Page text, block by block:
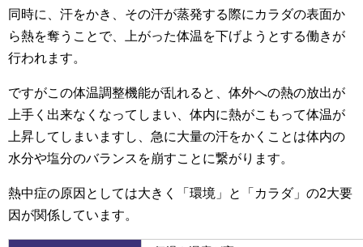
同時に、汗をかき、その汗が蒸発する際にカラダの表面か
ら熱を奪うことで、上がった体温を下げようとする働きが
行われます。
ですがこの体温調整機能が乱れると、体外への熱の放出が
上手く出来なくなってしまい、体内に熱がこもって体温が
上昇してしまいますし、急に大量の汗をかくことは体内の
水分や塩分のバランスを崩すことに繋がります。
熱中症の原因としては大きく「環境」と「カラダ」の2大要
因が関係しています。